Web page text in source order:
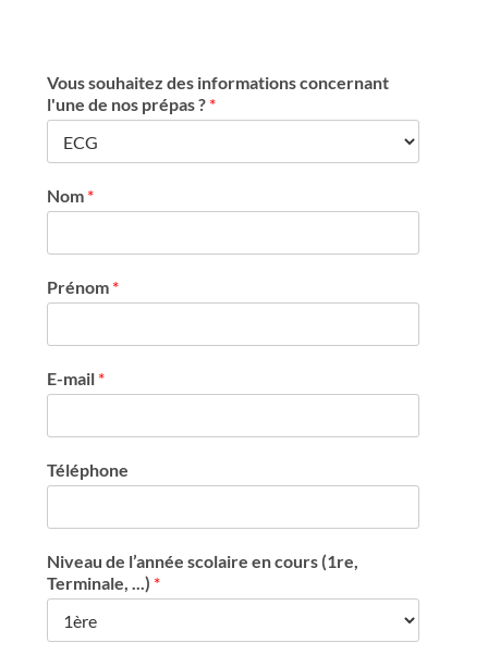
Vous souhaitez des informations concernant
l'une de nos prépas ? *
Nom *
Prénom *
E-mail *
Téléphone
Niveau de l’année scolaire en cours (1re,
Terminale, ...) *